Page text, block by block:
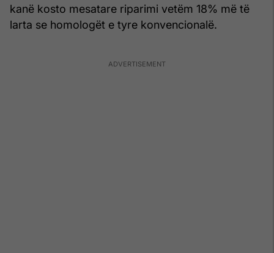
kanë kosto mesatare riparimi vetëm 18% më të
larta se homologët e tyre konvencionalë.